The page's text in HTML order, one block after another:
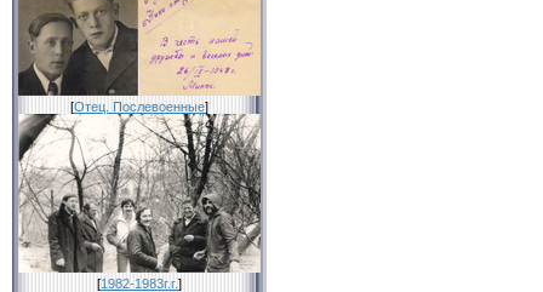
[Отец. Послевоенные]
[1982-1983г.г.]